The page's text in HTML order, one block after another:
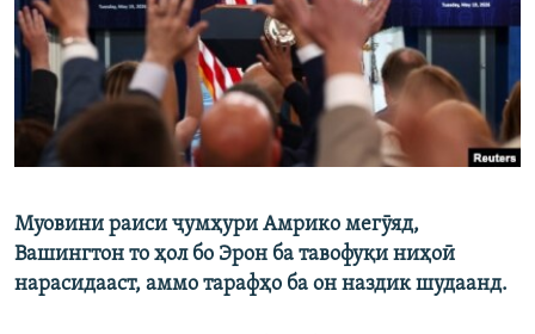
ГУЗОРИШҲОИ РАДИОӢ
Русский
ПАЙГИРӢ КУНЕД
Ҳамаи сомонаҳои RFE/RL
Муовини раиси ҷумҳури Амрико мегӯяд,
Вашингтон то ҳол бо Эрон ба тавофуқи ниҳоӣ
нарасидааст, аммо тарафҳо ба он наздик шудаанд.